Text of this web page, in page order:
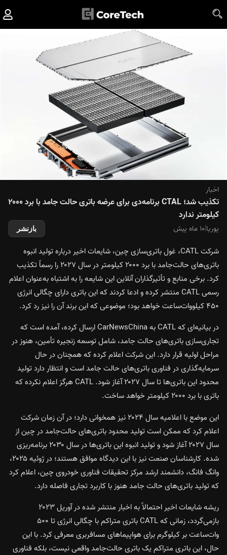
اخبار
تکذیب شد؛ CTAL برنامه‌دی برای عرضه باتری حالت جامد با برد ۲۰۰۰
کیلومتر ندارد
پوریا|۱۰ ماه پیش بازنشر
شرکت CATL، غول باتری‌سازی چین، شایعات اخیر درباره تولید انبوه
باتری‌های حالت‌جامد با برد ۲۰۰۰ کیلومتر در سال ۲۰۲۷ را رسماً تکذیب
کرد. برخی منابع و تأثیرگذاران آنلاین این شایعه را به اشتباه به‌عنوان اعلام
رسمی CATL منتشر کرده و ادعا کردند که این باتری دارای چگالی انرژی
۴۵۰ کیلووات‌ساعت خواهد بود؛ موضوعی که این برند آن را نیز رد کرد.
در بیانیه‌ای که CATL به CarNewsChina ارسال کرده، آمده است که
تجاری‌سازی باتری‌های حالت‌ جامد، شامل توسعه زنجیره تأمین، هنوز در
مراحل اولیه قرار دارد. این شرکت اعلام کرده که همچنان در حال
سرمایه‌گذاری در فناوری باتری‌های حالت جامد است و انتظار دارد تولید
محدود این باتری‌ها تا سال ۲۰۲۷ آغاز شود. CATL هرگز اعلام نکرده که
باتری با برد ۲۰۰۰ کیلومتر خواهد ساخت.
این موضع با اعلامیه سال ۲۰۲۴ نیز همخوانی دارد؛ در آن زمان شرکت
اعلام کرد که ممکن است تولید محدود باتری‌های حالت‌جامد در چین از
سال ۲۰۲۷ آغاز شود و تولید انبوه این باتری‌ها در سال ۲۰۳۰ برنامه‌ریزی
شده. کارشناسان صنعت نیز با این دیدگاه موافق هستند؛ در ژوئیه ۲۰۲۵،
وانگ فانگ، دانشمند ارشد مرکز تحقیقات فناوری خودروی چین، اعلام کرد
که تولید باتری‌های حالت جامد هنوز با کاربرد تجاری فاصله دارد.
ریشه شایعات اخیر احتمالاً به اخبار منتشر شده در آوریل ۲۰۲۳
بازمی‌گردد، زمانی که CATL باتری متراکم با چگالی انرژی تا ۵۰۰
وات‌ساعت بر کیلوگرم برای هواپیماهای مسافربری معرفی کرد. با این
حال، این باتری متراکم یک باتری حالت‌جامد واقعی نیست، بلکه فناوری